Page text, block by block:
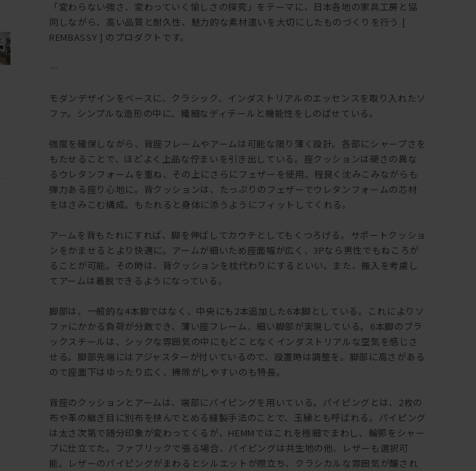
「変わらない強さ、変わっていく愉しさの探究」をテーマに、日本各地の家具工房と協
同しながら、高い品質と耐久性、魅力的な素材遣いを大切にしたものづくりを行う [
REMBASSY ] のプロダクトです。
モダンデザインをベースに、クラシック、インダストリアルのエッセンスを取り入れたソ
ファ。シンプルな造形の中に、繊細なディテールと機能性をしのばせている。
強度を確保しながら、背座フレームやアームは可能な限り薄く設計。各部にシャープさを
もたせることで、ほどよく上品な佇まいを引き出している。座クッションは硬さの異な
るウレタンフォームを重ね、その上にさらにフェザーを使用。程良く沈みこみながらも
弾力ある座り心地に。背クッションは、たっぷりのフェザーでウレタンフォームの芯材
をはさみこむ構成。もたれると身体に添うようにフィットしてくれる。
アームを背もたれにすれば、脚を伸ばしてカウチとしてもくつろげる。サポートクッショ
ンをかませるとより快適に。アームが細いため座面幅が広く、3Pなら男性でもねころが
ることが可能。その時は、背クッションを枕代わりにするといい。また、搬入を考慮し
てアームは着脱できるようになっている。
脚部は、一般的な4本脚ではなく、中央にも2本追加した6本脚としている。これによりソ
ファにかかる負荷が分散でき、薄い座フレーム、細い脚部が実現している。6本脚のブラ
ックスチールは、シックな雰囲気の中にもどことなくインダストリアルな空気を感じさ
せる。脚部先端にはアジャスターが付いているので、設置時は調整を。脚部に高さがある
ので座面下はゆったり広く、掃除がしやすいのも特長。
背座のクッションとアームは、端部にパイピングを用いている。パイピングとは、2枚の
布や革の継ぎ目に別布を挟んでとめる縫製手法のことで、玉縁とも呼ばれる。パイピング
は太さ次第で随分印象が変わってくるが、HEMMではこれを極細でまわし、輪郭をシャー
プに仕立てた。ファブリックで張る場合、パイピングは共生地の他、レザーも選択可
能。レザーのパイピングがまわるとシルエットが際立ち、クラシカルな雰囲気が醸され